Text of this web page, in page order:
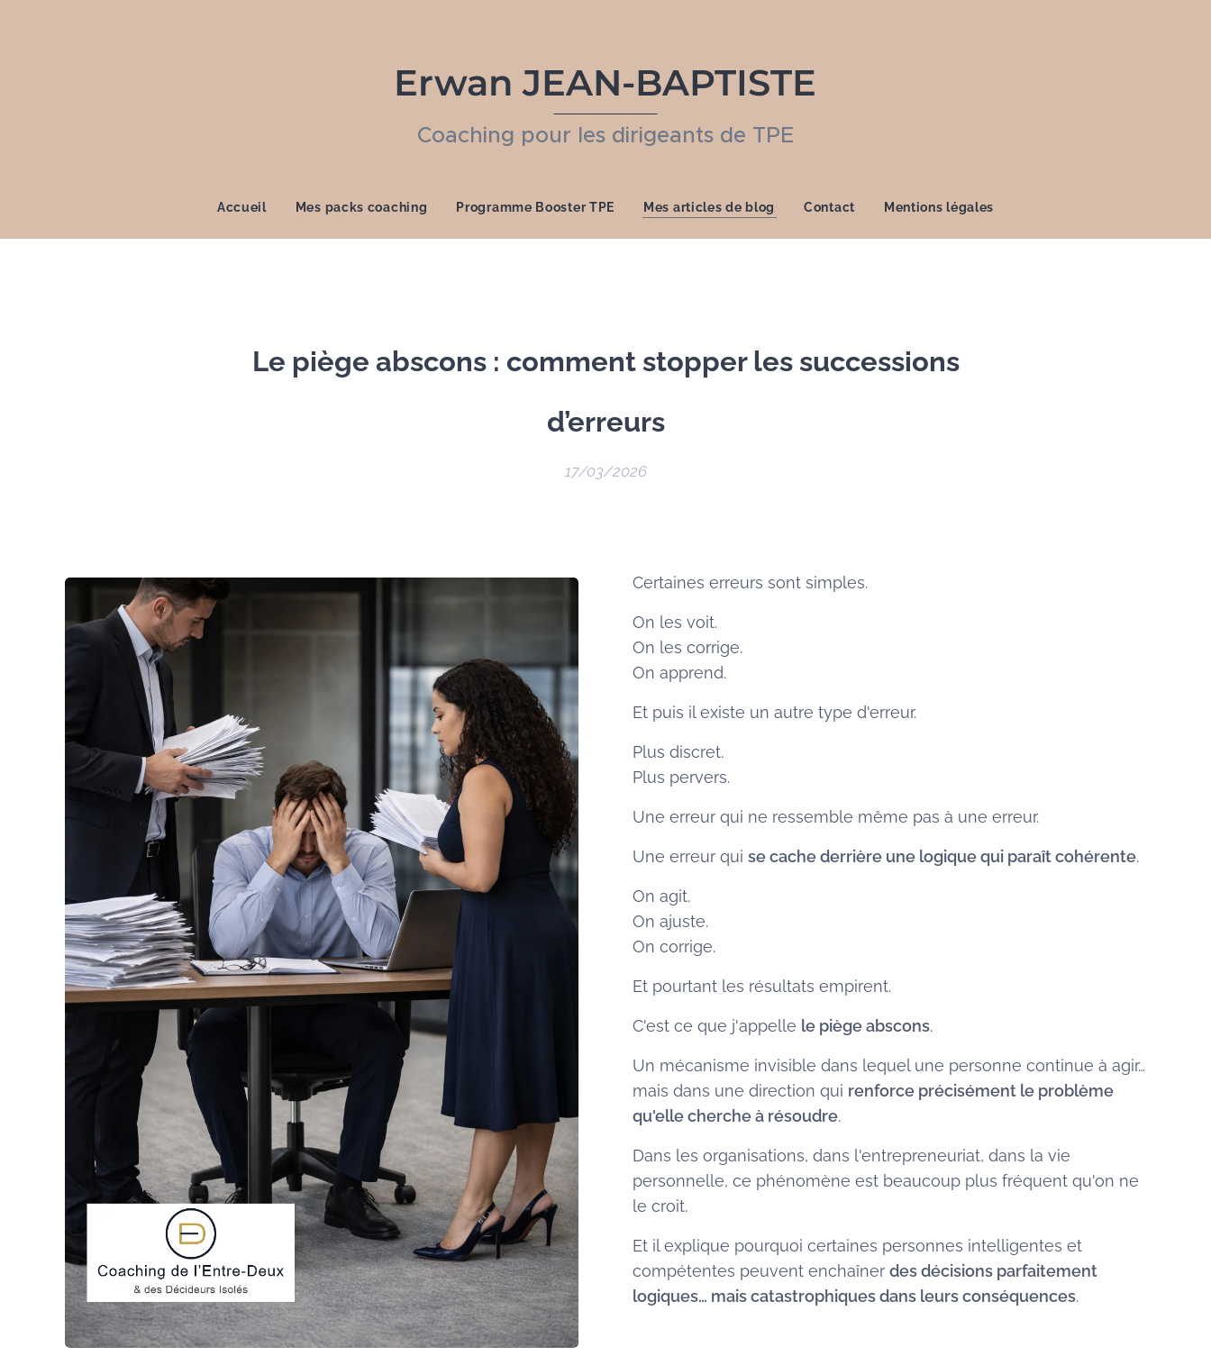
Erwan JEAN-BAPTISTE
Coaching pour les dirigeants de TPE
Accueil Mes packs coaching Programme Booster TPE Mes articles de blog Contact Mentions légales
Le piège abscons : comment stopper les successions
d’erreurs
17/03/2026
Certaines erreurs sont simples.
On les voit.
On les corrige.
On apprend.
Et puis il existe un autre type d'erreur.
Plus discret.
Plus pervers.
Une erreur qui ne ressemble même pas à une erreur.
Une erreur qui se cache derrière une logique qui paraît cohérente.
On agit.
On ajuste.
On corrige.
Et pourtant les résultats empirent.
C'est ce que j'appelle le piège abscons.
Un mécanisme invisible dans lequel une personne continue à agir…
mais dans une direction qui renforce précisément le problème
qu'elle cherche à résoudre.
Dans les organisations, dans l'entrepreneuriat, dans la vie
personnelle, ce phénomène est beaucoup plus fréquent qu'on ne
le croit.
Et il explique pourquoi certaines personnes intelligentes et
compétentes peuvent enchaîner des décisions parfaitement
logiques… mais catastrophiques dans leurs conséquences.